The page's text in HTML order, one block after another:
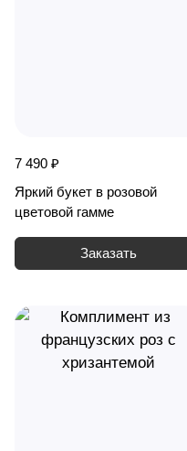
7 490 ₽
Яркий букет в розовой
цветовой гамме
Заказать